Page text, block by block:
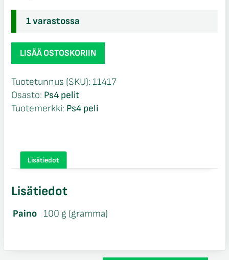
1 varastossa
Star
Wars
Ps4
määrä
LISÄÄ OSTOSKORIIN
Tuotetunnus (SKU): 11417
Osasto: Ps4 pelit
Tuotemerkki: Ps4 peli
Lisätiedot
Lisätiedot
Paino 100 g (gramma)